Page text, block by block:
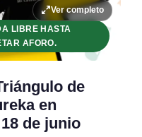
Ver completo
LIBRE HASTA
AFORO.
de
en
de junio